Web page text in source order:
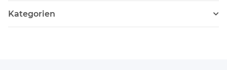
Kategorien